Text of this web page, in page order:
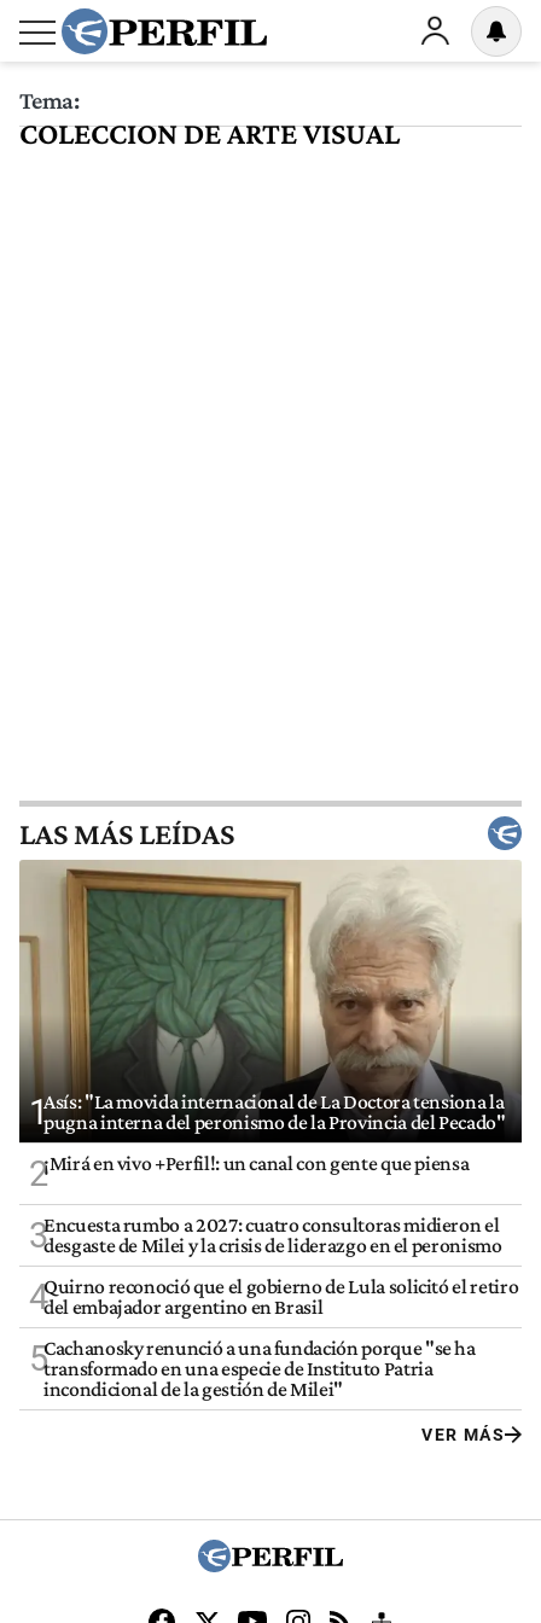
Tema:
COLECCION DE ARTE VISUAL
LAS MÁS LEÍDAS
1Asís: "La movida internacional de La Doctora tensiona la
pugna interna del peronismo de la Provincia del Pecado"
2¡Mirá en vivo +Perfil!: un canal con gente que piensa
3Encuesta rumbo a 2027: cuatro consultoras midieron el
desgaste de Milei y la crisis de liderazgo en el peronismo
4Quirno reconoció que el gobierno de Lula solicitó el retiro
del embajador argentino en Brasil
5Cachanosky renunció a una fundación porque "se ha
transformado en una especie de Instituto Patria
incondicional de la gestión de Milei"
VER MÁS